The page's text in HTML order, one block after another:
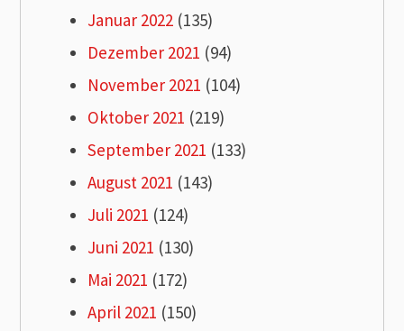
Januar 2022 (135)
Dezember 2021 (94)
November 2021 (104)
Oktober 2021 (219)
September 2021 (133)
August 2021 (143)
Juli 2021 (124)
Juni 2021 (130)
Mai 2021 (172)
April 2021 (150)